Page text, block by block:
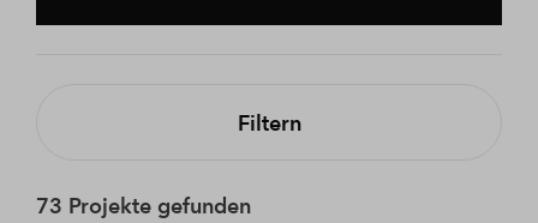
Filtern
73 Projekte gefunden